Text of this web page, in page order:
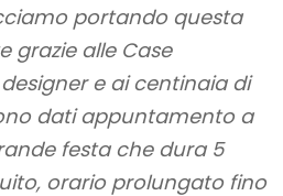
portando questa
grazie alle Case
e ai centinaia di
dati appuntamento a
festa che dura 5
orario prolungato fino